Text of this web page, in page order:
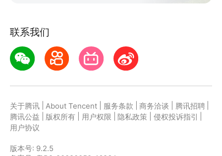
联系我们
关于腾讯 About Tencent 服务条款 商务洽谈 腾讯招聘
腾讯公益
版权所有 用户权限 隐私政策 侵权投诉指引
用户协议
版本号: 9.2.5